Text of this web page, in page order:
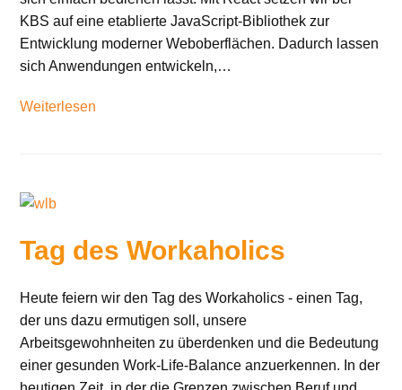
KBS auf eine etablierte JavaScript-Bibliothek zur
Entwicklung moderner Weboberflächen. Dadurch lassen
sich Anwendungen entwickeln,…
Weiterlesen
Tag des Workaholics
Heute feiern wir den Tag des Workaholics - einen Tag,
der uns dazu ermutigen soll, unsere
Arbeitsgewohnheiten zu überdenken und die Bedeutung
einer gesunden Work-Life-Balance anzuerkennen. In der